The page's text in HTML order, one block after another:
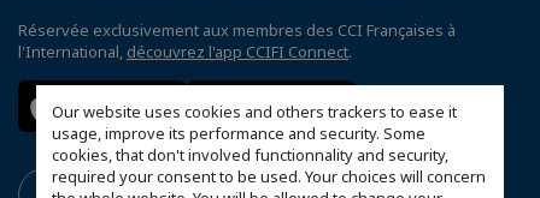
Our website uses cookies and others trackers to ease it
usage, improve its performance and security. Some
cookies, that don't involved functionnality and security,
required your consent to be used. Your choices will concern
Réservée exclusivement aux membres des CCI Françaises à
l'International, découvrez l'app CCIFI Connect.